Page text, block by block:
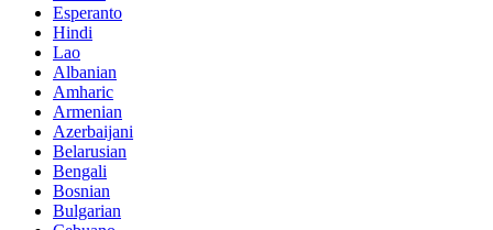
Esperanto
Hindi
Lao
Albanian
Amharic
Armenian
Azerbaijani
Belarusian
Bengali
Bosnian
Bulgarian